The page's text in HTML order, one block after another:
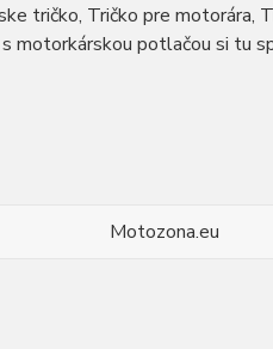
tričko, Tričko pre motorára,
motorkárskou potlačou si tu
Motozona.eu